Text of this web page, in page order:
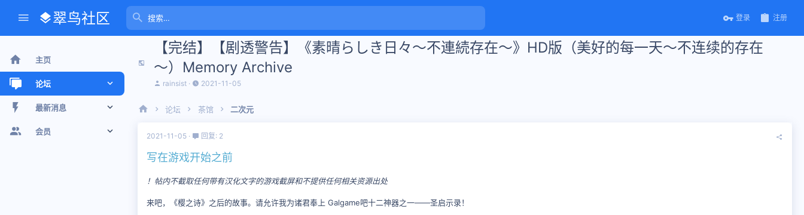
翠鸟社区 登录 注册
主页
论坛
新帖
最近话题
最新消息
新帖 会员
【完结】【剧透警告】《素晴らしき日々～不連続存在～》HD版（美好的每一天～不连续的存在
～）Memory Archive
主
起
rainsist
开
间
2021-11-05
论坛 茶馆 二次元
2021-11-05 回复: 2
写在游戏开始之前
！帖内不截取任何带有汉化文字的游戏截屏和不提供任何相关资源出处
来吧，《樱之诗》之后的故事。请允许我为诸君奉上 Galgame吧十二神器之一——圣启示录！